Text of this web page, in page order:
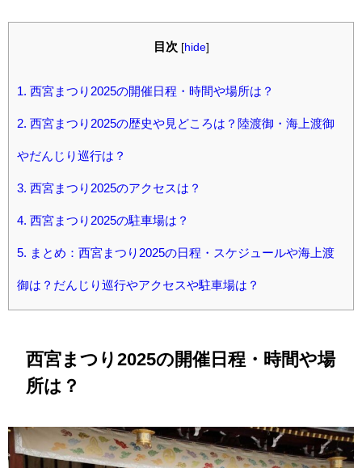
目次 [hide]
1. 西宮まつり2025の開催日程・時間や場所は？
2. 西宮まつり2025の歴史や見どころは？陸渡御・海上渡御
やだんじり巡行は？
3. 西宮まつり2025のアクセスは？
4. 西宮まつり2025の駐車場は？
5. まとめ：西宮まつり2025の日程・スケジュールや海上渡
御は？だんじり巡行やアクセスや駐車場は？
西宮まつり2025の開催日程・時間や場
所は？